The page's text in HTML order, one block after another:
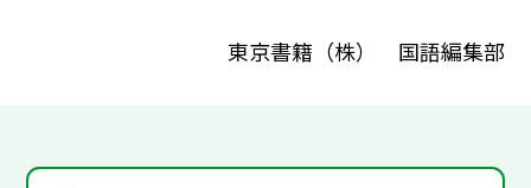
東京書籍（株） 国語編集部